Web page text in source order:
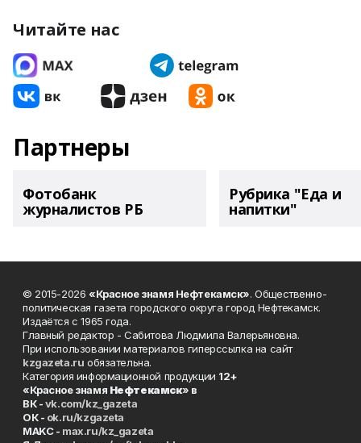
Читайте нас
Партнеры
Фотобанк
журналистов РБ
Рубрика "Еда и
напитки"
© 2015-2026 «Красное знамя Нефтекамск». Общественно-
политическая газета городского округа город Нефтекамск.
Издаётся с 1965 года.
Главный редактор - Сабитова Людмила Валерьяновна.
При использовании материалов гиперссылка на сайт
kzgazeta.ru обязательна.
Категория информационной продукции 12+
«Красное знамя Нефтекамск» в
ВК -vk.com/kz_gazeta
ОК - ok.ru/kzgazeta
MAKC - max.ru/kz_gazeta